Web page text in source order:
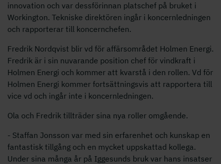
innovation och var dessförinnan platschef på bruket i
Workington. Tekniske direktören ingår i koncernledningen
och rapporterar till koncernchefen.
Fredrik Nordqvist blir vd för affärsområdet Holmen Energi.
Fredrik är i sin nuvarande position chef för vindkraft i
Holmen Energi och kommer att kvarstå i den rollen. Vd för
Holmen Energi kommer fortsättningsvis att rapportera till
vice vd och ingår inte i koncernledningen.
Ola och Fredrik tillträder sina nya roller omgående.
- Staffan Jonsson var med sin erfarenhet och kunskap en
fantastisk tillgång och en mycket uppskattad kollega.
Under sina många år på Iggesunds bruk var hans insatser